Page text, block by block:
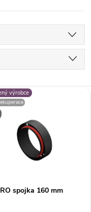
výrobce
spojka 160 mm